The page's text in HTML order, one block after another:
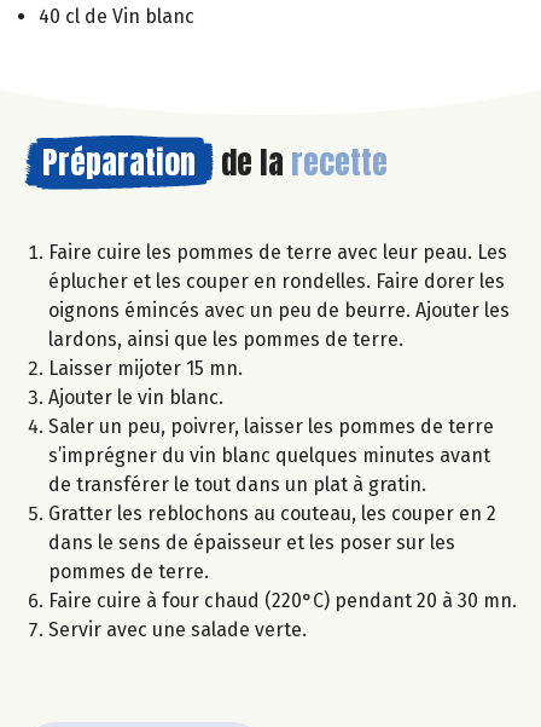
40 cl de Vin blanc
Préparation de la recette
Faire cuire les pommes de terre avec leur peau. Les
éplucher et les couper en rondelles. Faire dorer les
oignons émincés avec un peu de beurre. Ajouter les
lardons, ainsi que les pommes de terre.
Laisser mijoter 15 mn.
Ajouter le vin blanc.
Saler un peu, poivrer, laisser les pommes de terre
s’imprégner du vin blanc quelques minutes avant
de transférer le tout dans un plat à gratin.
Gratter les reblochons au couteau, les couper en 2
dans le sens de épaisseur et les poser sur les
pommes de terre.
Faire cuire à four chaud (220°C) pendant 20 à 30 mn.
Servir avec une salade verte.